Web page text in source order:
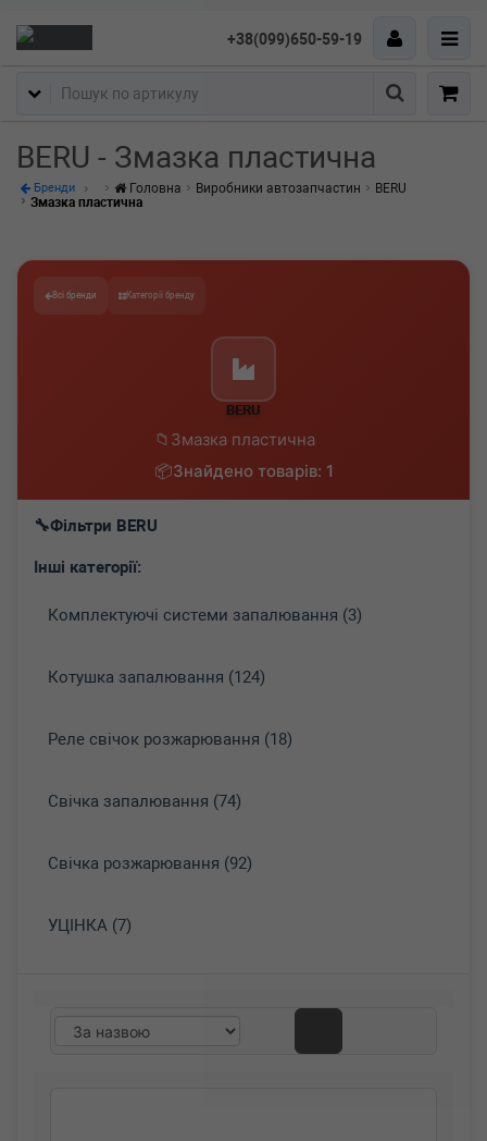
+38(099)650-59-19
Пошук
BERU - Змазка пластична
Бренди Головна Виробники автозапчастин
BERU
Змазка пластична
Всі бренди Категорії бренду
BERU
Змазка пластична
Знайдено товарів: 1
Фільтри BERU
Інші категорії:
Комплектуючі системи запалювання (3)
Котушка запалювання (124)
Реле свічок розжарювання (18)
Свічка запалювання (74)
Свічка розжарювання (92)
УЦІНКА (7)